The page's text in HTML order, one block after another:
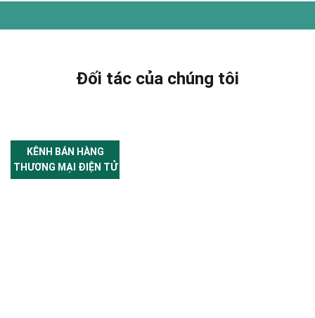
Đối tác của chúng tôi
KÊNH BÁN HÀNG
THƯƠNG MẠI ĐIỆN TỬ